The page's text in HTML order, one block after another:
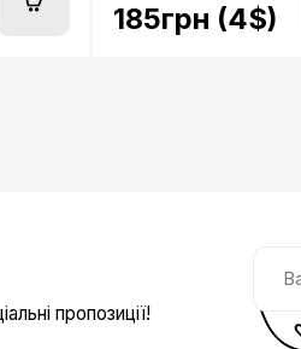
185грн (4$)
пропозиції!